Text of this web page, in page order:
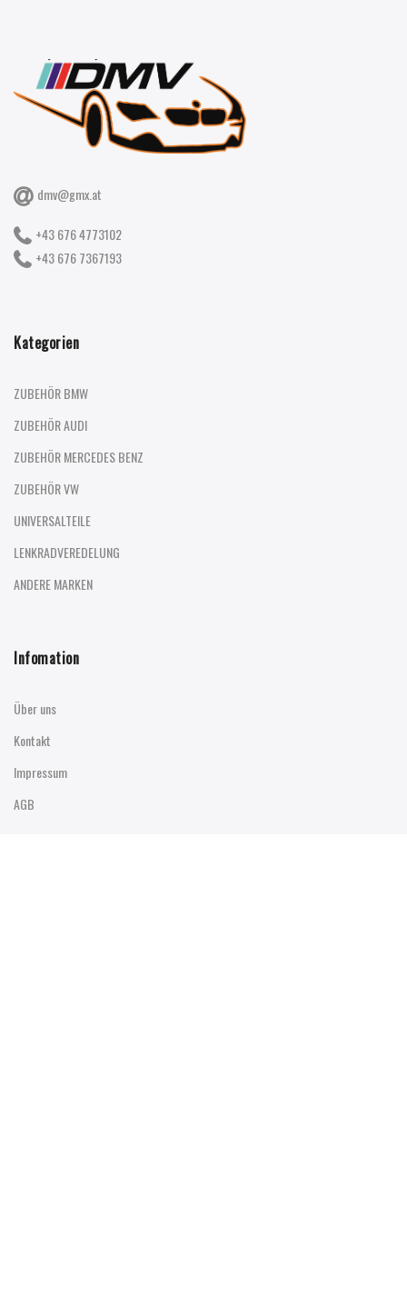
dmv@gmx.at
+43 676 4773102
+43 676 7367193
Kategorien
ZUBEHÖR BMW
ZUBEHÖR AUDI
ZUBEHÖR MERCEDES BENZ
ZUBEHÖR VW
UNIVERSALTEILE
LENKRADVEREDELUNG
ANDERE MARKEN
Infomation
Über uns
Kontakt
Impressum
AGB